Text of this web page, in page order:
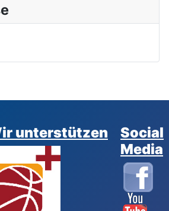
unterstützen
Social
Media